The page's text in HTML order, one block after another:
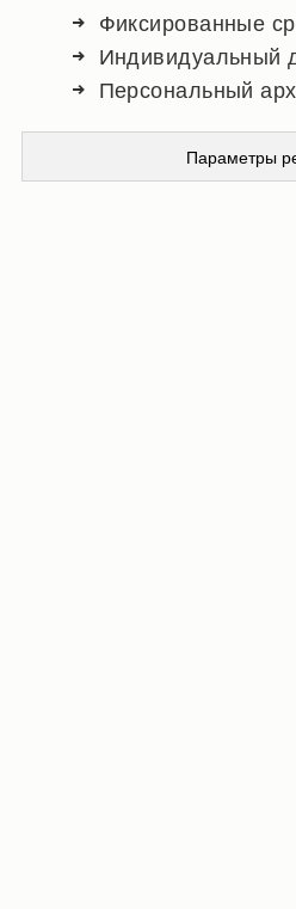
Фиксированные
Индивидуальный
Персональный
Параметры